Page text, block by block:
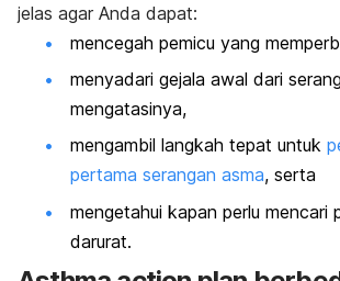
jelas agar Anda dapat:
mencegah pemicu yang
menyadari gejala awal dari
mengatasinya,
mengambil langkah tepat untuk
pertama serangan asma, serta
mengetahui kapan perlu mencari
darurat.